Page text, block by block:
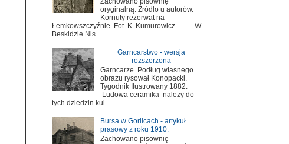
oryginalną. Źródło u autorów.
Kornuty rezerwat na
Łemkowszczyźnie. Fot. K. Kumurowicz W
Beskidzie Nis...
Garncarstwo - wersja
rozszerzona
Garncarze. Podług własnego
obrazu rysował Konopacki.
Tygodnik Ilustrowany 1882.
Ludowa ceramika należy do
tych dziedzin kul...
Bursa w Gorlicach - artykuł
prasowy z roku 1910.
Zachowano pisownię